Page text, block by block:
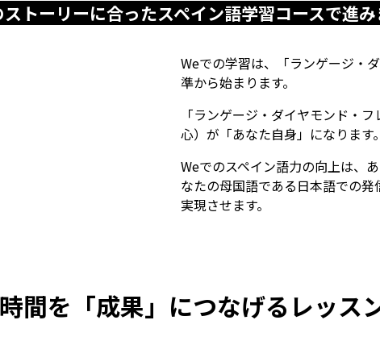
トーリーに合ったスペイン語学習コースで進み
Weでの学習は、「ランゲージ・
準から始まります。
「ランゲージ・ダイヤモンド・
心）が「あなた自身」になります。
Weでのスペイン語力の向上は、
なたの母国語である日本語での
実現させます。
間を「成果」につなげる レッス